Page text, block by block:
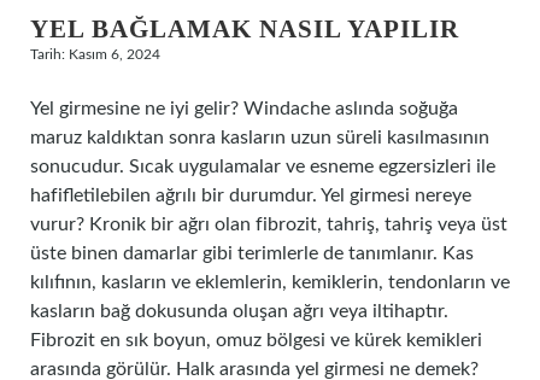
YEL BAĞLAMAK NASIL YAPILIR
Tarih: Kasım 6, 2024
Yel girmesine ne iyi gelir? Windache aslında soğuğa
maruz kaldıktan sonra kasların uzun süreli kasılmasının
sonucudur. Sıcak uygulamalar ve esneme egzersizleri ile
hafifletilebilen ağrılı bir durumdur. Yel girmesi nereye
vurur? Kronik bir ağrı olan fibrozit, tahriş, tahriş veya üst
üste binen damarlar gibi terimlerle de tanımlanır. Kas
kılıfının, kasların ve eklemlerin, kemiklerin, tendonların ve
kasların bağ dokusunda oluşan ağrı veya iltihaptır.
Fibrozit en sık boyun, omuz bölgesi ve kürek kemikleri
arasında görülür. Halk arasında yel girmesi ne demek?